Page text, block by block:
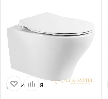
Италия